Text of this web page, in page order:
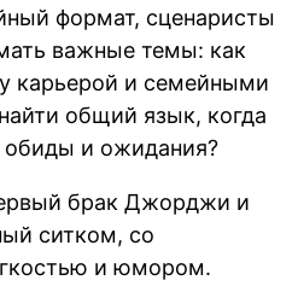
формат, сценаристы
важные темы: как
карьерой и семейными
общий язык, когда
обиды и ожидания?
брак Джорджи и
ситком, со
и юмором.